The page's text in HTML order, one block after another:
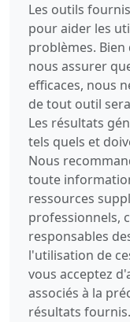
Les outils
pour aider les
problèmes.
nous assurer
efficaces, nous
de tout outil
Les résultats
tels quels et
Nous
toute
ressources
professionnels,
responsables
l'utilisation de
vous acceptez
associés à la
résultats fournis.